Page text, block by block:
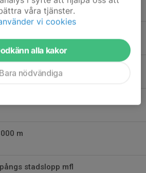
m
stadslopp mfl
våra tjänster.
vi cookies
alla kakor
Bara nödvändiga